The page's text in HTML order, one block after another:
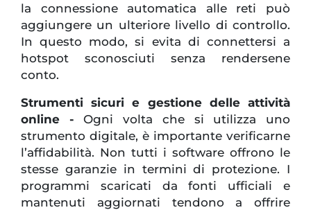
la connessione automatica alle reti può
aggiungere un ulteriore livello di controllo.
In questo modo, si evita di connettersi a
hotspot sconosciuti senza rendersene
conto.
Strumenti sicuri e gestione delle attività
online - Ogni volta che si utilizza uno
strumento digitale, è importante verificarne
l’affidabilità. Non tutti i software offrono le
stesse garanzie in termini di protezione. I
programmi scaricati da fonti ufficiali e
mantenuti aggiornati tendono a offrire